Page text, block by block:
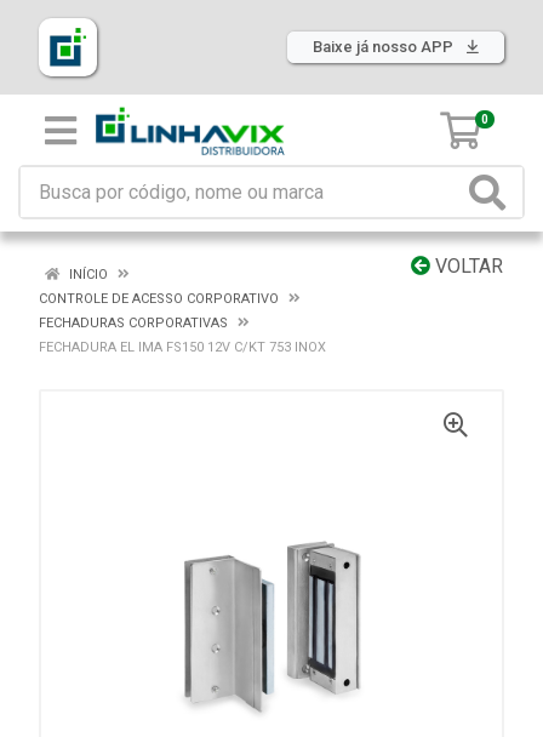
Baixe já nosso APP
0
VOLTAR
INÍCIO
CONTROLE DE ACESSO CORPORATIVO
FECHADURAS CORPORATIVAS
FECHADURA EL IMA FS150 12V C/KT 753 INOX